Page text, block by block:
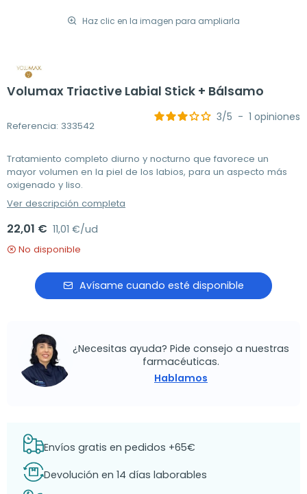
Haz clic en la imagen para ampliarla
Volumax Triactive Labial Stick + Bálsamo
Referencia: 333542
3/5 - 1 opiniones
Tratamiento completo diurno y nocturno que favorece un
mayor volumen en la piel de los labios, para un aspecto más
oxigenado y liso.
Ver descripción completa
22,01 € 11,01 €/ud
No disponible
Avísame cuando esté disponible
¿Necesitas ayuda? Pide consejo a nuestras
farmacéuticas.
Hablamos
Envíos gratis en pedidos +65€
Devolución en 14 días laborables